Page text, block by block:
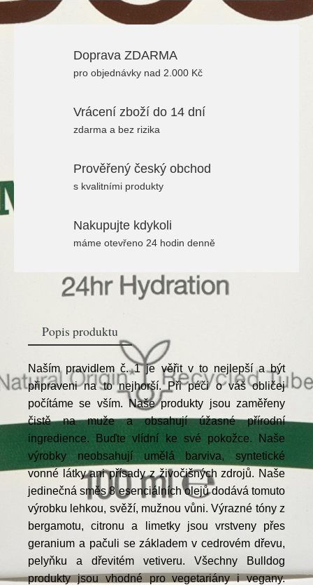
Doprava ZDARMA
pro objednávky nad 2.000 Kč
Vrácení zboží do 14 dní
zdarma a bez rizika
Prověřený český obchod
s kvalitními produkty
Nakupujte kdykoli
máme otevřeno 24 hodin denně
Popis produktu
Naším pravidlem č. 1 je věřit v to nejlepší a být
připraveni na to nejhorší. Při péči o váš obličej
počítáme se vším. Naše produkty jsou zaměřeny
čistě na muže a obsahují úžasné přírodní
ingredience. Buďte vlídní ke své pokožce. Naše
výrobky neobsahují umělá barviva, syntetické
vonné látky ani přísady z živočišných zdrojů. Naše
jedinečná směs 8 esenciálních olejů dodává tomuto
výrobku lehkou, svěží, mužnou vůni. Výrazné tóny z
bergamotu, citronu a limetky jsou vrstveny přes
geranium a pačuli se základem v cedrovém dřevu,
pelyňku a dřevitém vetiveru. Všechny Bulldog
produkty jsou vhodné pro vegetariány i vegany.